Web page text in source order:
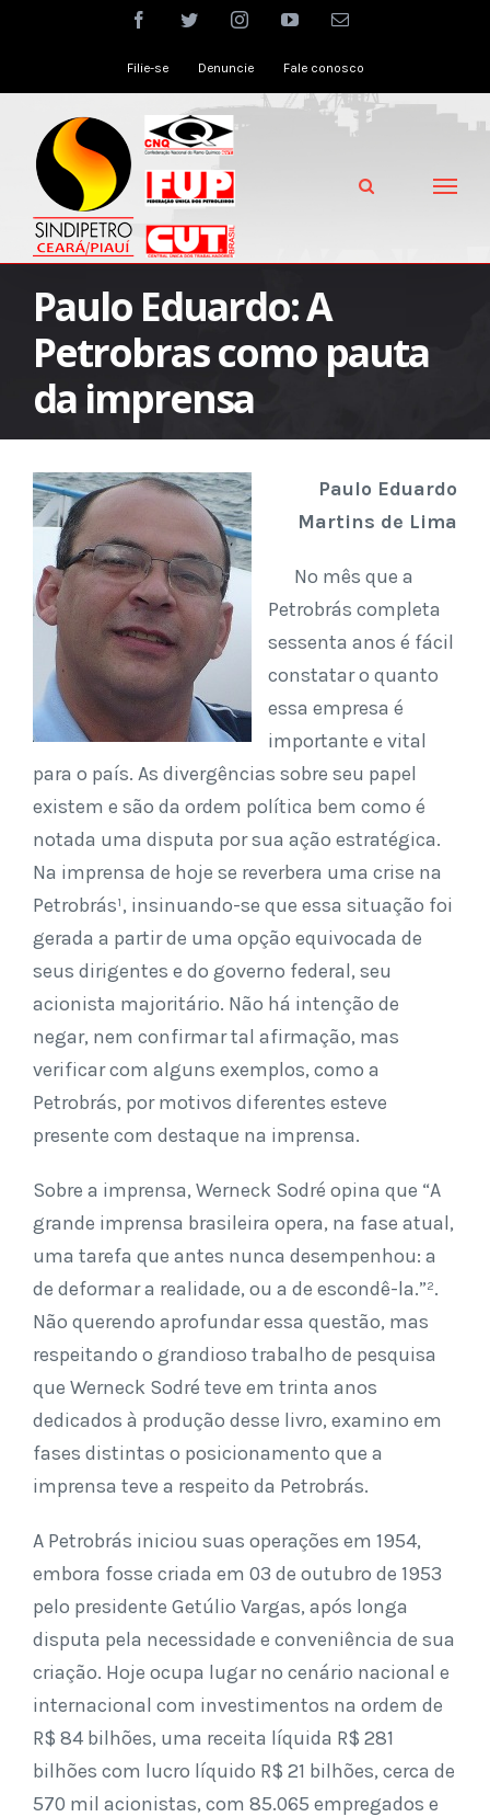
facebooktwitter instagramyoutubeEmail
Filie-se Denuncie Fale conosco
Paulo Eduardo: A
Petrobras como pauta
da imprensa
Paulo Eduardo
Martins de Lima
No mês que a
Petrobrás completa
sessenta anos é fácil
constatar o quanto
essa empresa é
importante e vital
para o país. As divergências sobre seu papel
existem e são da ordem política bem como é
notada uma disputa por sua ação estratégica.
Na imprensa de hoje se reverbera uma crise na
Petrobrás¹, insinuando-se que essa situação foi
gerada a partir de uma opção equivocada de
seus dirigentes e do governo federal, seu
acionista majoritário. Não há intenção de
negar, nem confirmar tal afirmação, mas
verificar com alguns exemplos, como a
Petrobrás, por motivos diferentes esteve
presente com destaque na imprensa.
Sobre a imprensa, Werneck Sodré opina que “A
grande imprensa brasileira opera, na fase atual,
uma tarefa que antes nunca desempenhou: a
de deformar a realidade, ou a de escondê-la.”².
Não querendo aprofundar essa questão, mas
respeitando o grandioso trabalho de pesquisa
que Werneck Sodré teve em trinta anos
dedicados à produção desse livro, examino em
fases distintas o posicionamento que a
imprensa teve a respeito da Petrobrás.
A Petrobrás iniciou suas operações em 1954,
embora fosse criada em 03 de outubro de 1953
pelo presidente Getúlio Vargas, após longa
disputa pela necessidade e conveniência de sua
criação. Hoje ocupa lugar no cenário nacional e
internacional com investimentos na ordem de
R$ 84 bilhões, uma receita líquida R$ 281
bilhões com lucro líquido R$ 21 bilhões, cerca de
570 mil acionistas, com 85.065 empregados e